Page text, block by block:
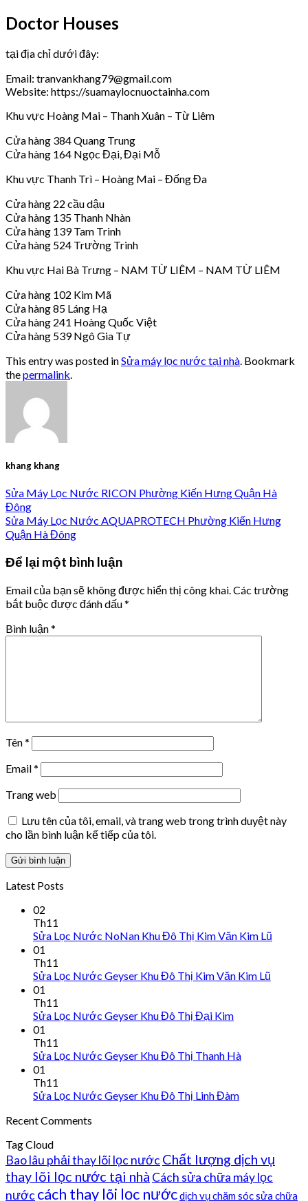
Doctor Houses
tại địa chỉ dưới đây:
Email: tranvankhang79@gmail.com
Website: https://suamaylocnuoctainha.com
Khu vực Hoàng Mai – Thanh Xuân – Từ Liêm
Cửa hàng 384 Quang Trung
Cửa hàng 164 Ngọc Đại, Đại Mỗ
Khu vực Thanh Trì – Hoàng Mai – Đống Đa
Cửa hàng 22 cầu dậu
Cửa hàng 135 Thanh Nhàn
Cửa hàng 139 Tam Trinh
Cửa hàng 524 Trường Trinh
Khu vực Hai Bà Trưng – NAM TỪ LIÊM – NAM TỪ LIÊM
Cửa hàng 102 Kim Mã
Cửa hàng 85 Láng Hạ
Cửa hàng 241 Hoàng Quốc Việt
Cửa hàng 539 Ngô Gia Tự
This entry was posted inSửa máy lọc nước tại nhà. Bookmark
thepermalink.
khang khang
Sửa Máy Lọc Nước RICON Phường Kiến Hưng Quận Hà
Đông
Sửa Máy Lọc Nước AQUAPROTECH Phường Kiến Hưng
Quận Hà Đông
Để lại một bình luận
Email của bạn sẽ không được hiển thị công khai.Các trường
bắt buộc được đánh dấu*
Bình luận*
Tên*
Email*
Trang web
Lưu tên của tôi, email, và trang web trong trình duyệt này
cho lần bình luận kế tiếp của tôi.
Latest Posts
02
Th11
Sửa Lọc Nước NoNan Khu Đô Thị Kim Văn Kim Lũ
01
Th11
Sửa Lọc Nước Geyser Khu Đô Thị Kim Văn Kim Lũ
01
Th11
Sửa Lọc Nước Geyser Khu Đô Thị Đại Kim
01
Th11
Sửa Lọc Nước Geyser Khu Đô Thị Thanh Hà
01
Th11
Sửa Lọc Nước Geyser Khu Đô Thị Linh Đàm
Recent Comments
Tag Cloud
Bao lâu phải thay lõi lọc nước Chất lượng dịch vụ
thay lõi lọc nước tại nhà Cách sửa chữa máy lọc
nước cách thay lõi lọc nướcdịch vụ chăm sóc sửa chữa